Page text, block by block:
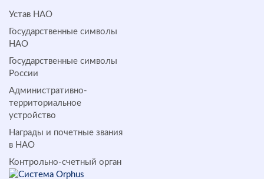
Устав НАО
Государственные символы
НАО
Государственные символы
России
Административно-
территориальное
устройство
Награды и почетные звания
в НАО
Контрольно-счетный орган